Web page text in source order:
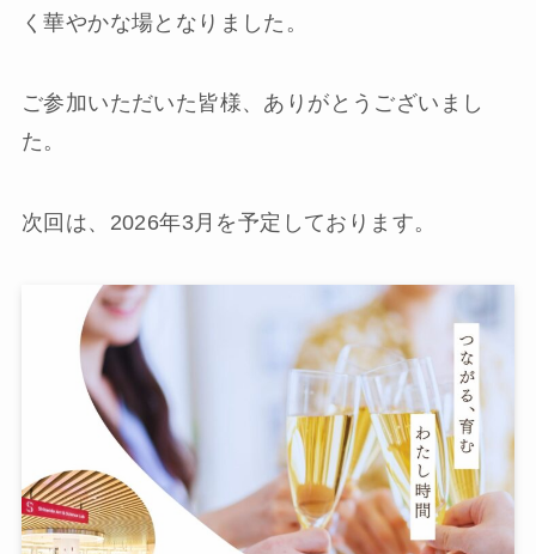
く華やかな場となりました。
ご参加いただいた皆様、ありがとうございまし
た。
次回は、2026年3月を予定しております。